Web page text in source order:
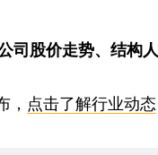
司股价走势、结构
， 点击了解行业动态